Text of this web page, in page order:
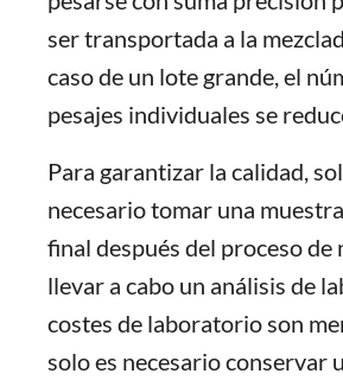
ser transportada a la
caso de un lote grande, el
pesajes individuales se
Para garantizar la calidad,
necesario tomar una
final después del proceso de
llevar a cabo un análisis de
costes de laboratorio son
solo es necesario conservar